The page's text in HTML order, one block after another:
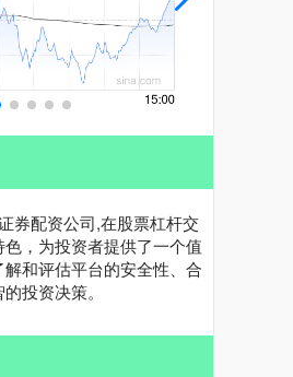
券配资公司,在股票杠杆交
，为投资者提供了一个值
和评估平台的安全性、合
投资决策。